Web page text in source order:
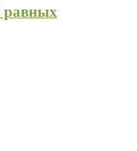
равных